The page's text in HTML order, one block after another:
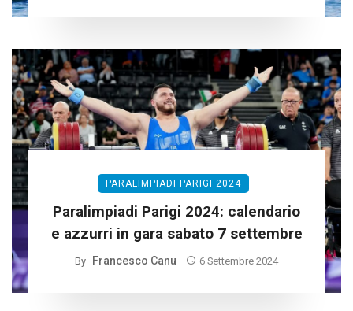
PARALIMPIADI PARIGI 2024
Paralimpiadi Parigi 2024: calendario
e azzurri in gara sabato 7 settembre
By Francesco Canu 6 Settembre 2024